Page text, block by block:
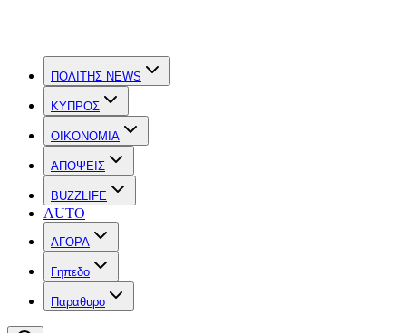
ΠΟΛΙΤΗΣ NEWS
ΚΥΠΡΟΣ
OIKONOMIA
ΑΠΟΨΕΙΣ
BUZZLIFE
AUTO
ΑΓΟΡΑ
Γηπεδο
Παραθυρο